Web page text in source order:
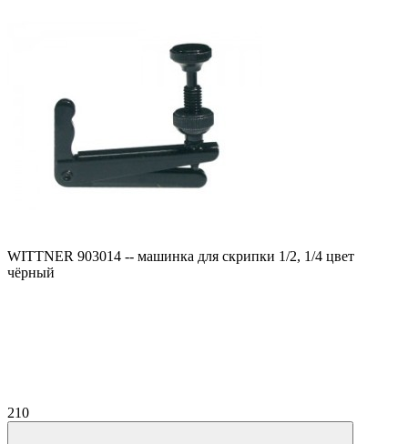
WITTNER 903014 -- машинка для скрипки 1/2, 1/4 цвет
чёрный
210